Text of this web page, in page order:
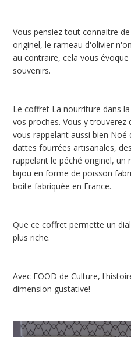
Vous pensiez tout connaitre
originel, le rameau d'olivier
au contraire, cela vous
souvenirs.
Le coffret La nourriture dans
vos proches. Vous y trouverez
vous rappelant aussi bien
dattes fourrées artisanales,
rappelant le péché originel, un
bijou en forme de poisson
boite fabriquée en France.
Que ce coffret permette un
plus riche.
Avec FOOD de Culture,
dimension gustative!